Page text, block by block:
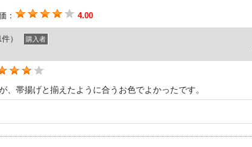
： 4.00
） 購入者
、帯揚げと揃えたように合うお色でよかったです。